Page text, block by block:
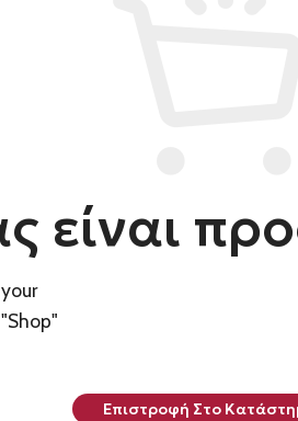
είναι
Επιστροφή Στο